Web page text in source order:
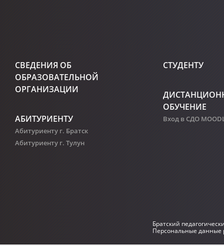
СВЕДЕНИЯ ОБ
ОБРАЗОВАТЕЛЬНОЙ
ОРГАНИЗАЦИИ
АБИТУРИЕНТУ
Абитуриенту г. Братск
Абитуриенту г. Тулун
СТУДЕНТУ
ОБУЧЕНИЕ
Вход в СДО
Братский
Персональные данные